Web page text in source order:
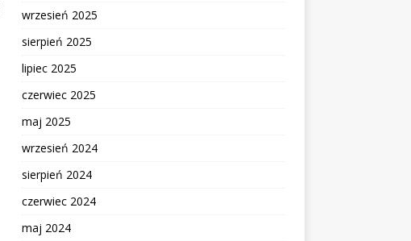
wrzesień 2025
sierpień 2025
lipiec 2025
czerwiec 2025
maj 2025
wrzesień 2024
sierpień 2024
czerwiec 2024
maj 2024